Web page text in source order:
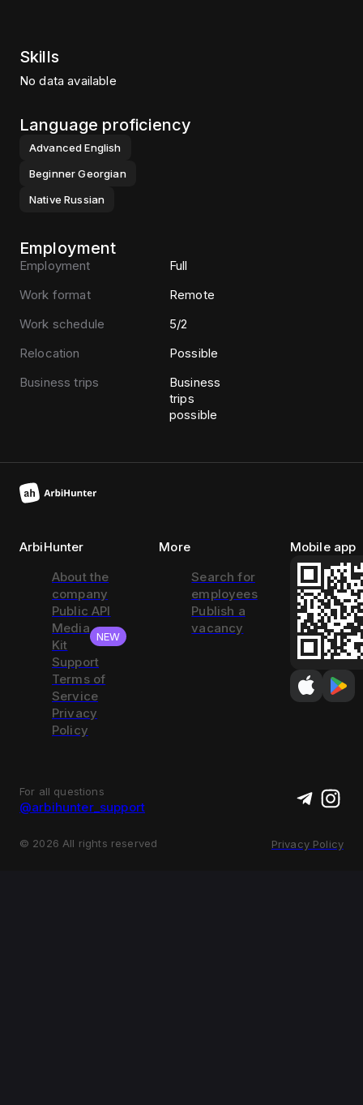
Skills
No data available
Language proficiency
Advanced English
Beginner Georgian
Native Russian
Employment
Employment
Full
Work format
Remote
Work schedule
5/2
Relocation
Possible
Business trips
Business
trips
possible
ArbiHunter
About the
company
Public API
Media
Kit
NEW
Support
Terms of
Service
Privacy
Policy
More
Search for
employees
Publish a
vacancy
Mobile app
For all questions
@arbihunter_support
© 2026 All rights reserved Privacy Policy